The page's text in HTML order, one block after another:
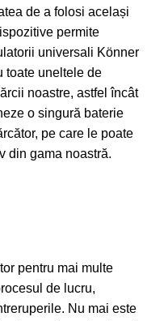
de a folosi același
permite
universali Könner
toate uneltele de
noastre, astfel încât
o singură baterie
pe care le poate
din gama noastră.
pentru mai multe
de lucru,
Nu mai este